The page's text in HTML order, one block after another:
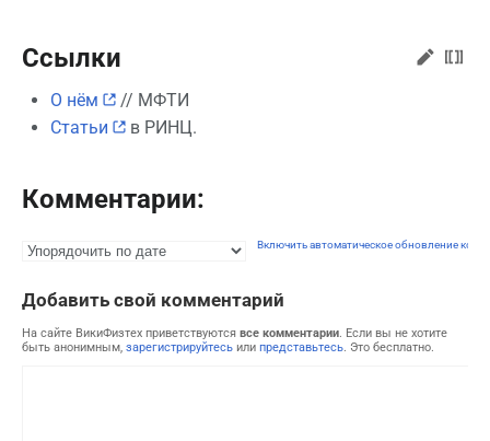
Ссылки
О нём
// МФТИ
Статьи
в РИНЦ.
Комментарии:
Включить автоматическое обновление
Добавить свой комментарий
На сайте ВикиФизтех приветствуются все комментарии. Если вы не хотите
быть анонимным, зарегистрируйтесь или представьтесь. Это бесплатно.